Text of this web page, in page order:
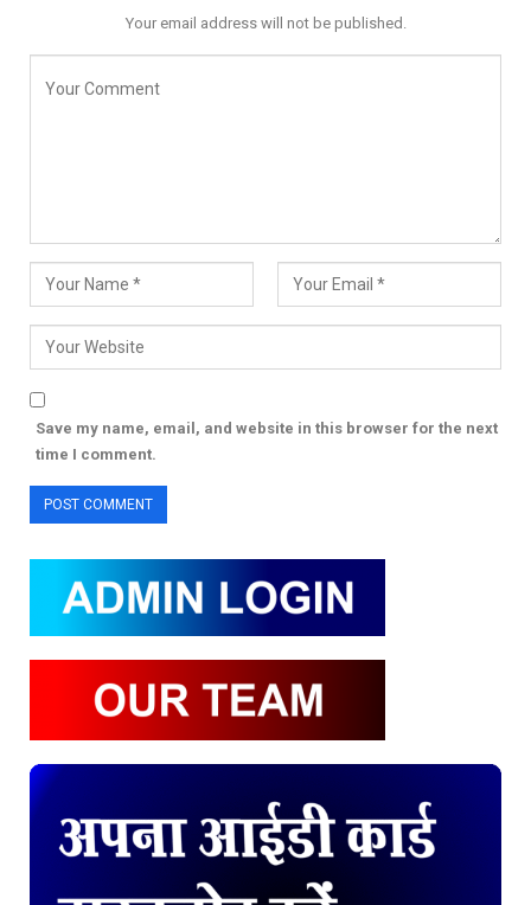
Your email address will not be published.
Save my name, email, and website in this browser for the next
time I comment.